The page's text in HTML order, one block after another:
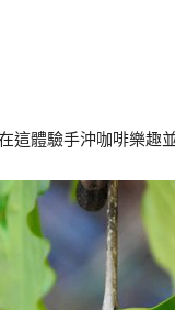
這體驗手沖咖啡樂趣